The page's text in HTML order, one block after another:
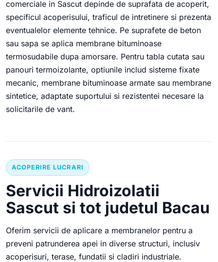
comerciale in Sascut depinde de suprafata de acoperit,
specificul acoperisului, traficul de intretinere si prezenta
eventualelor elemente tehnice. Pe suprafete de beton
sau sapa se aplica membrane bituminoase
termosudabile dupa amorsare. Pentru tabla cutata sau
panouri termoizolante, optiunile includ sisteme fixate
mecanic, membrane bituminoase armate sau membrane
sintetice, adaptate suportului si rezistentei necesare la
solicitarile de vant.
ACOPERIRE LUCRARI
Servicii Hidroizolatii
Sascut si tot judetul Bacau
Oferim servicii de aplicare a membranelor pentru a
preveni patrunderea apei in diverse structuri, inclusiv
acoperisuri, terase, fundatii si cladiri industriale.